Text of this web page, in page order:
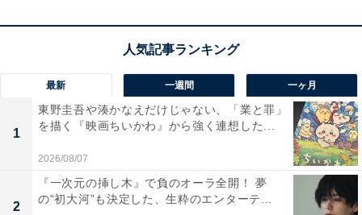
一つだけ望みがあった。来週には5年間あたためてきた
新作の試演会を控えているのだ。もしも誰かの目にとま
れば、道が開けるかもしれない。期待と不安が入り混じ
る中、試演会は日一日と近づき……。
最新 一週間 一ヶ月
1
東野圭吾や湊かなえだけじゃない、「業と罪」
を描く『映画ちいかわ』から強く連想した...
2026/08/07
2
『一次元の挿し木』で負のオーラ全開！ 夢
の“初大河”も決定した、生粋のエンターテ...